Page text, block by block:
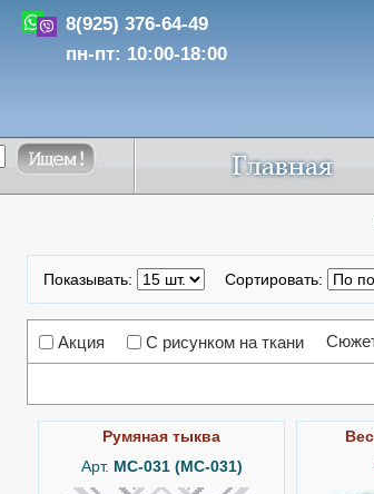
8(925) 376-64-49
пн-пт: 10:00-18:00
Показывать: Сортировать:
Акция С рисунком на ткани
Румяная тыква
Арт. MC-031 (МС-031)